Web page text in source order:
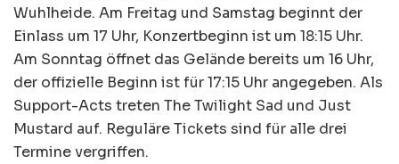
Wuhlheide. Am Freitag und Samstag beginnt der
Einlass um 17 Uhr, Konzertbeginn ist um 18:15 Uhr.
Am Sonntag öffnet das Gelände bereits um 16 Uhr,
der offizielle Beginn ist für 17:15 Uhr angegeben. Als
Support-Acts treten The Twilight Sad und Just
Mustard auf. Reguläre Tickets sind für alle drei
Termine vergriffen.